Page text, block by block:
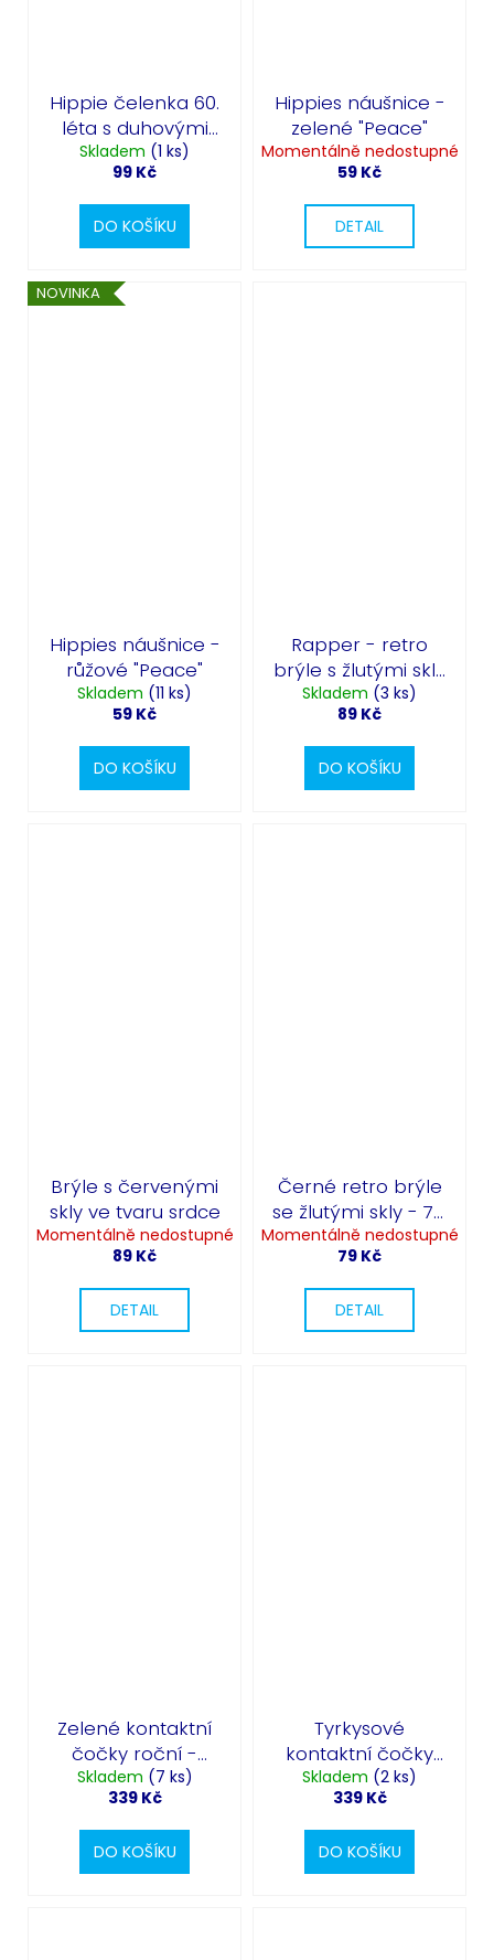
Hippie čelenka 60.
léta s duhovými
květy
Skladem (1 ks)
99 Kč
DO KOŠÍKU
Hippies náušnice -
zelené "Peace"
Momentálně nedostupné
59 Kč
DETAIL
NOVINKA
Hippies náušnice -
růžové "Peace"
Skladem (11 ks)
59 Kč
DO KOŠÍKU
Rapper - retro
brýle s žlutými skly
90. léta
Skladem (3 ks)
89 Kč
DO KOŠÍKU
Brýle s červenými
skly ve tvaru srdce
Momentálně nedostupné
89 Kč
DETAIL
Černé retro brýle
se žlutými skly - 70.
léta
Momentálně nedostupné
79 Kč
DETAIL
Zelené kontaktní
čočky roční -
Magic Green
Skladem (7 ks)
339 Kč
DO KOŠÍKU
Tyrkysové
kontaktní čočky
roční -
Aquamarine
Skladem (2 ks)
339 Kč
DO KOŠÍKU